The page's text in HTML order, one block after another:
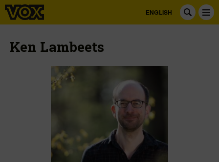
ENGLISH
Ken Lambeets